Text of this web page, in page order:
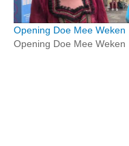
Opening Doe Mee Weken
Opening Doe Mee Weken